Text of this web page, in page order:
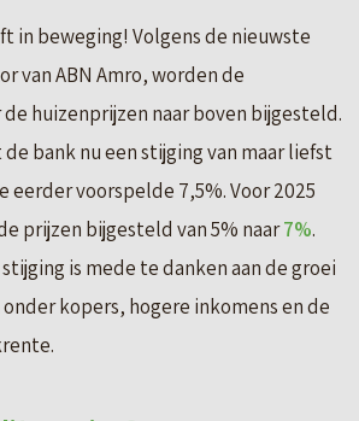
in beweging! Volgens de nieuwste
van ABN Amro, worden de
huizenprijzen naar boven bijgesteld.
bank nu een stijging van maar liefst
eerder voorspelde 7,5%. Voor 2025
prijzen bijgesteld van 5% naar7%.
is mede te danken aan de groei
kopers, hogere inkomens en de